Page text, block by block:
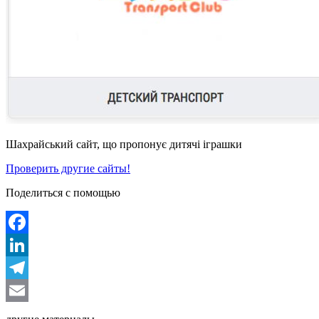
Шахрайський сайт, що пропонує дитячі іграшки
Проверить другие сайты!
Поделиться с помощью
Facebook
LinkedIn
Telegram